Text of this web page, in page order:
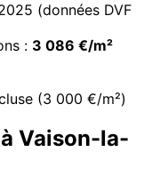
(données DVF
: 3 086 €/m²
(3 000 €/m²)
Vaison-la-